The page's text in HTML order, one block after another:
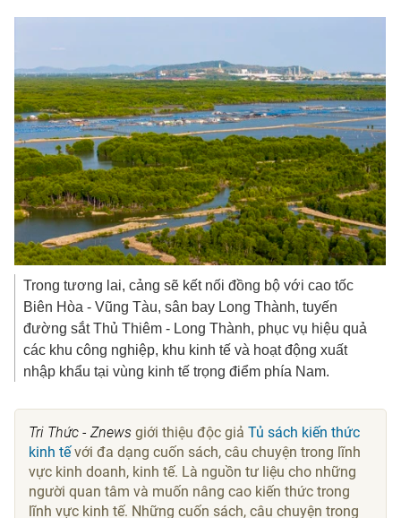
Trong tương lai, cảng sẽ kết nối đồng bộ với cao tốc
Biên Hòa - Vũng Tàu, sân bay Long Thành, tuyến
đường sắt Thủ Thiêm - Long Thành, phục vụ hiệu quả
các khu công nghiệp, khu kinh tế và hoạt động xuất
nhập khẩu tại vùng kinh tế trọng điểm phía Nam.
Tri Thức - Znews giới thiệu độc giảTủ sách kiến thức
kinh tếvới đa dạng cuốn sách, câu chuyện trong lĩnh
vực kinh doanh, kinh tế. Là nguồn tư liệu cho những
người quan tâm và muốn nâng cao kiến thức trong
lĩnh vực kinh tế. Những cuốn sách, câu chuyện trong